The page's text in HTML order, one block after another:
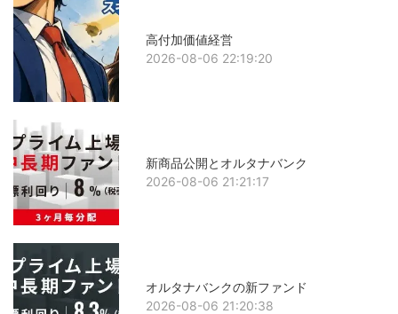
高付加価値経営
2026-08-06 22:19:20
新商品公開とオルタナバンク
2026-08-06 21:21:17
オルタナバンクの新ファンド
2026-08-06 21:20:38